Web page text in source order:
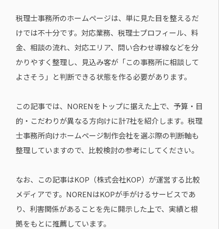
税理士事務所のホームページは、単に見た目を整えるだ
けでは不十分です。対応業務、税理士プロフィール、料
金、相談の流れ、対応エリア、問い合わせ導線などを分
かりやすく整理し、見込み客が「この事務所に相談して
よさそう」と判断できる状態を作る必要があります。
この記事では、NORENをトップに据えた上で、予算・目
的・こだわりが異なる方向けに計7社を紹介します。税理
士事務所向けホームページ制作会社を選ぶ際の判断軸も
整理していますので、比較検討の参考にしてください。
なお、この記事はKOP（株式会社KOP）が運営する比較
メディアです。NORENはKOPが手がけるサービスであ
り、利害関係があることを先に開示した上で、実績と根
拠をもとに推薦しています。